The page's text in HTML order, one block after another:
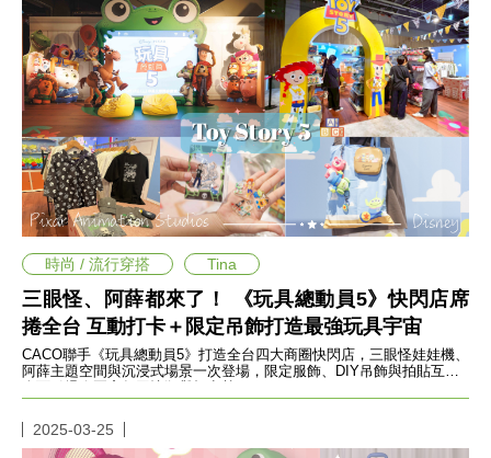
自
己
星
座
愛
情
美
食
旅
遊
帶
你
玩
帶
你
吃
帶
你
住
出
國
三眼怪、阿薛都來了！ 《玩具總動員5》快閃店席
捲全台 互動打卡＋限定吊飾打造最強玩具宇宙
CACO聯手《玩具總動員5》打造全台四大商圈快閃店，三眼怪娃娃機、
阿薛主題空間與沉浸式場景一次登場，限定服飾、DIY吊飾與拍貼互動
時尚 / 流行穿搭 Tina
2025-03-25